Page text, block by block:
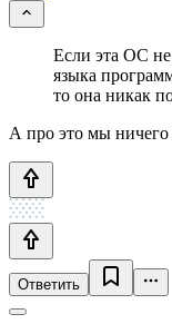
Если эта ОС не
языка
то она никак
А про это мы ничего
Ответить